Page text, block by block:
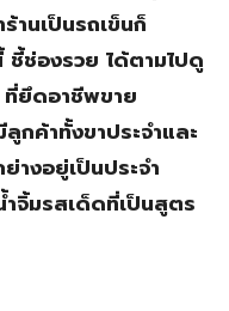
านเป็นรถเข็นก็
ชี้ช่องรวย ได้ตามไปดู
ที่ยึดอาชีพขาย
กค้าทั้งขาประจำและ
างอยู่เป็นประจำ
ำจิ้มรสเด็ดที่เป็นสูตร